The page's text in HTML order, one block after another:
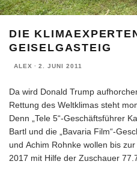
DIE
GEISELGASTEIG
ALEX · 2. JUNI 2011
Da wird Donald Trump
Rettung des Weltklimas steht
Denn
„Tele 5“-Geschäftsführer
Bartl und die „Bavaria Film“-
und Achim Rohnke wollen bis
2017 mit Hilfe der Zuschauer